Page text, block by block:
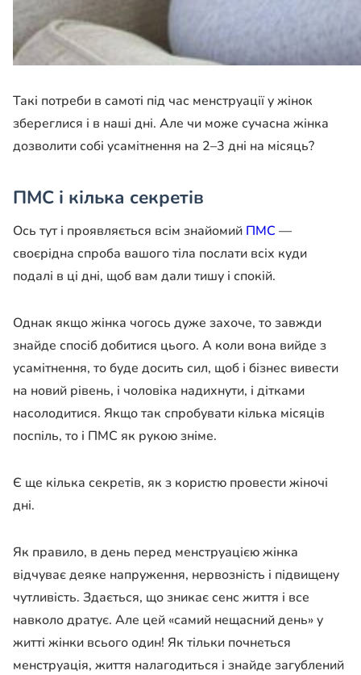
Такі потреби в самоті під час менструації у жінок
збереглися і в наші дні. Але чи може сучасна жінка
дозволити собі усамітнення на 2–3 дні на місяць?
ПМС і кілька секретів
Ось тут і проявляється всім знайомий ПМС —
своєрідна спроба вашого тіла послати всіх куди
подалі в ці дні, щоб вам дали тишу і спокій.
Однак якщо жінка чогось дуже захоче, то завжди
знайде спосіб добитися цього. А коли вона вийде з
усамітнення, то буде досить сил, щоб і бізнес вивести
на новий рівень, і чоловіка надихнути, і дітками
насолодитися. Якщо так спробувати кілька місяців
поспіль, то і ПМС як рукою зніме.
Є ще кілька секретів, як з користю провести жіночі
дні.
Як правило, в день перед менструацією жінка
відчуває деяке напруження, нервозність і підвищену
чутливість. Здається, що зникає сенс життя і все
навколо дратує. Але цей «самий нещасний день» у
житті жінки всього один! Як тільки почнеться
менструація, життя налагодиться і знайде загублений